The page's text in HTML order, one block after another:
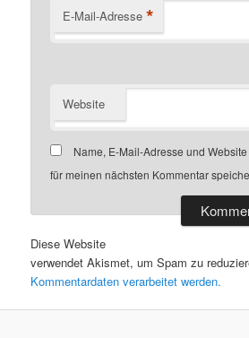
E-Mail-Adresse *
Website
Name, E-Mail-Adresse und
für meinen nächsten Kommentar
Diese Website
verwendet Akismet, um Spam zu
Kommentardaten verarbeitet werden.